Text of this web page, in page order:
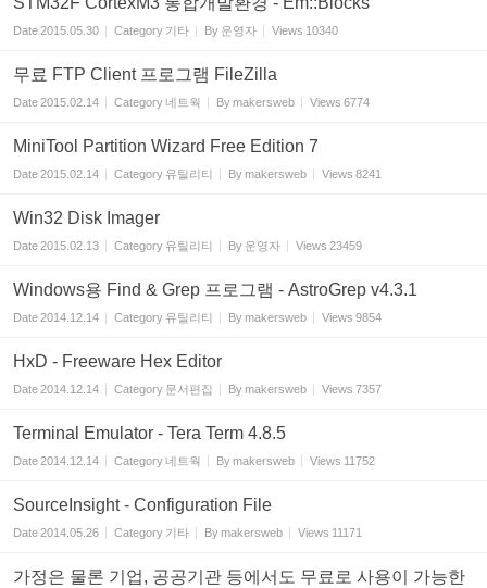
Date2015.05.30 Category 기타 By 운영자 Views 10340
무료 FTP Client 프로그램 FileZilla
Date2015.02.14 Category네트웍 Bymakersweb Views 6774
MiniTool Partition Wizard Free Edition 7
Date2015.02.14 Category 유틸리티 Bymakersweb Views 8241
Win32 Disk Imager
Date2015.02.13 Category 유틸리티 By 운영자 Views 23459
Windows용 Find & Grep 프로그램 - AstroGrep v4.3.1
Date2014.12.14 Category 유틸리티 Bymakersweb Views 9854
HxD - Freeware Hex Editor
Date2014.12.14 Category 문서편집 Bymakersweb Views 7357
Terminal Emulator - Tera Term 4.8.5
Date2014.12.14 Category네트웍 Bymakersweb Views 11752
SourceInsight - Configuration File
Date2014.05.26 Category 기타 Bymakersweb Views 11171
가정은 물론 기업, 공공기관 등에서도 무료로 사용이 가능한